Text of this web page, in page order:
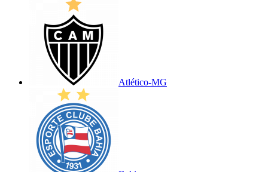
Atlético-MG